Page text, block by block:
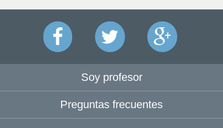
Soy profesor
Preguntas frecuentes